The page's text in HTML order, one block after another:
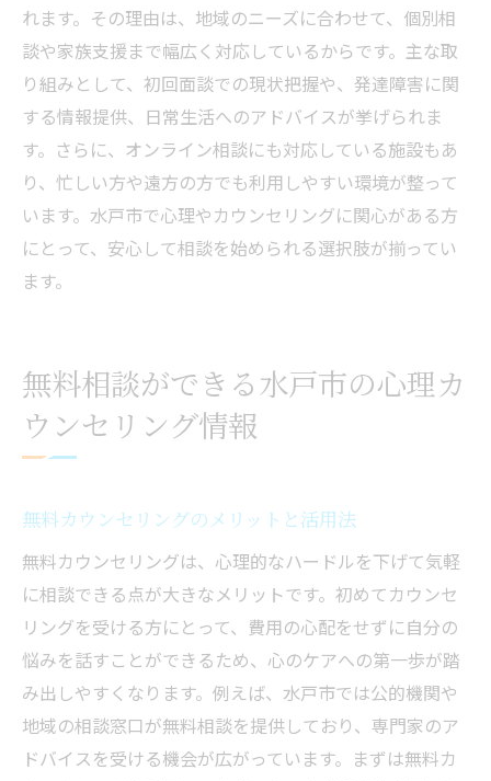
れます。その理由は、地域のニーズに合わせて、個別相
談や家族支援まで幅広く対応しているからです。主な取
り組みとして、初回面談での現状把握や、発達障害に関
する情報提供、日常生活へのアドバイスが挙げられま
す。さらに、オンライン相談にも対応している施設もあ
り、忙しい方や遠方の方でも利用しやすい環境が整って
います。水戸市で心理やカウンセリングに関心がある方
にとって、安心して相談を始められる選択肢が揃ってい
ます。
無料相談ができる水戸市の心理カ
ウンセリング情報
無料カウンセリングのメリットと活用法
無料カウンセリングは、心理的なハードルを下げて気軽
に相談できる点が大きなメリットです。初めてカウンセ
リングを受ける方にとって、費用の心配をせずに自分の
悩みを話すことができるため、心のケアへの第一歩が踏
み出しやすくなります。例えば、水戸市では公的機関や
地域の相談窓口が無料相談を提供しており、専門家のア
ドバイスを受ける機会が広がっています。まずは無料カ